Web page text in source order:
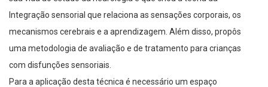
Integração sensorial que relaciona as sensações corporais, os
mecanismos cerebrais e a aprendizagem. Além disso, propôs
uma metodologia de avaliação e de tratamento para crianças
com disfunções sensoriais.
Para a aplicação desta técnica é necessário um espaço